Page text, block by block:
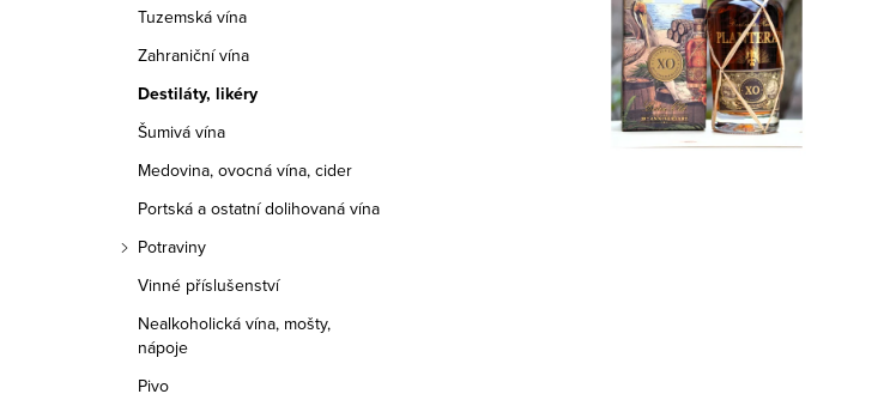
Tuzemská vína
Zahraniční vína
Destiláty, likéry
Šumivá vína
Medovina, ovocná vína, cider
Portská a ostatní dolihovaná vína
Potraviny
Vinné příslušenství
Nealkoholická vína, mošty,
nápoje
Pivo